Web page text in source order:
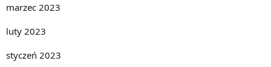
marzec 2023
luty 2023
styczeń 2023